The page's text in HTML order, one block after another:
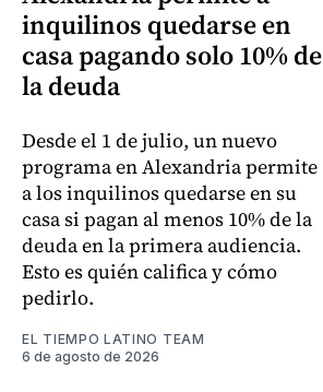
inquilinos quedarse en
casa pagando solo 10% de
la deuda
Desde el 1 de julio, un nuevo
programa en Alexandria permite
a los inquilinos quedarse en su
casa si pagan al menos 10% de la
deuda en la primera audiencia.
Esto es quién califica y cómo
pedirlo.
EL TIEMPO LATINO TEAM
6 de agosto de 2026